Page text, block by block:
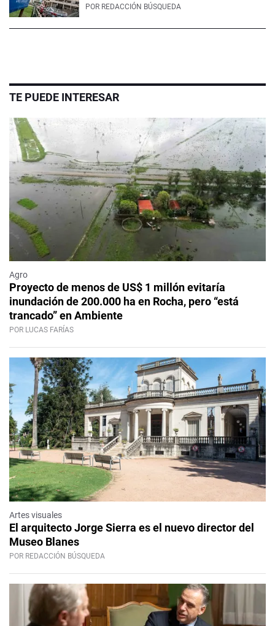
POR REDACCIÓN BÚSQUEDA
TE PUEDE INTERESAR
Agro
Proyecto de menos de US$ 1 millón evitaría
inundación de 200.000 ha en Rocha, pero “está
trancado” en Ambiente
POR LUCAS FARÍAS
Artes visuales
El arquitecto Jorge Sierra es el nuevo director del
Museo Blanes
POR REDACCIÓN BÚSQUEDA